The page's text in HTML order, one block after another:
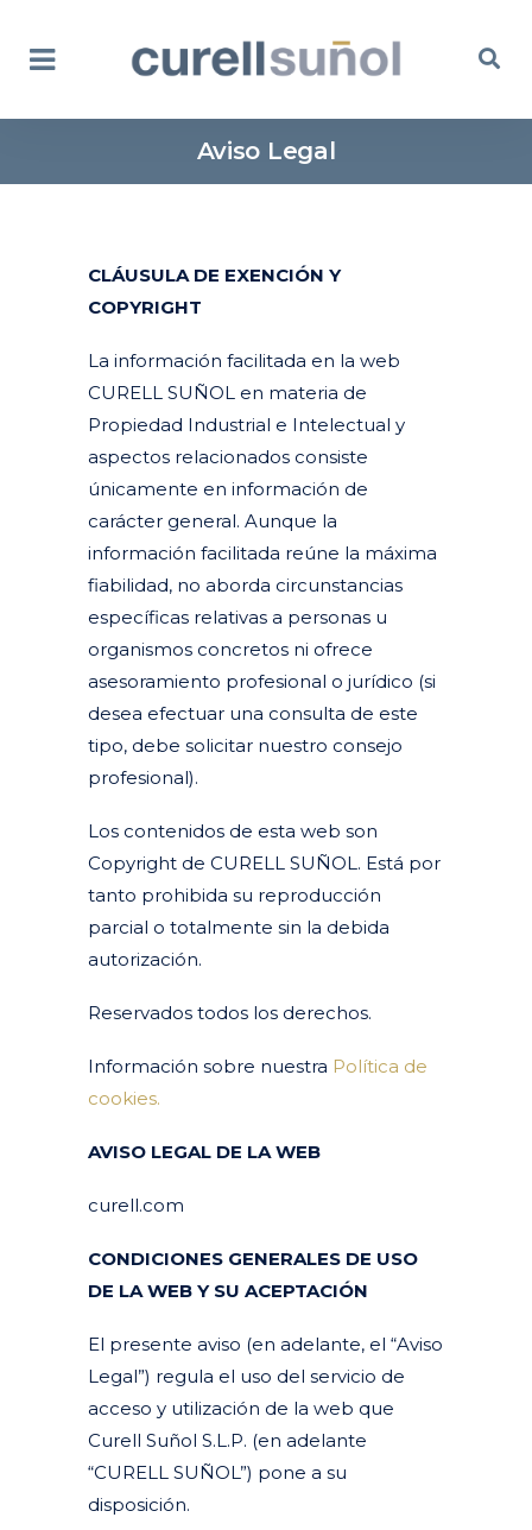
Aviso Legal
CLÁUSULA DE EXENCIÓN Y
COPYRIGHT
La información facilitada en la web
CURELL SUÑOL en materia de
Propiedad Industrial e Intelectual y
aspectos relacionados consiste
únicamente en información de
carácter general. Aunque la
información facilitada reúne la máxima
fiabilidad, no aborda circunstancias
específicas relativas a personas u
organismos concretos ni ofrece
asesoramiento profesional o jurídico (si
desea efectuar una consulta de este
tipo, debe solicitar nuestro consejo
profesional).
Los contenidos de esta web son
Copyright de CURELL SUÑOL. Está por
tanto prohibida su reproducción
parcial o totalmente sin la debida
autorización.
Reservados todos los derechos.
Información sobre nuestra Política de
cookies.
AVISO LEGAL DE LA WEB
curell.com
CONDICIONES GENERALES DE USO
DE LA WEB Y SU ACEPTACIÓN
El presente aviso (en adelante, el “Aviso
Legal”) regula el uso del servicio de
acceso y utilización de la web que
Curell Suñol S.L.P. (en adelante
“CURELL SUÑOL”) pone a su
disposición.